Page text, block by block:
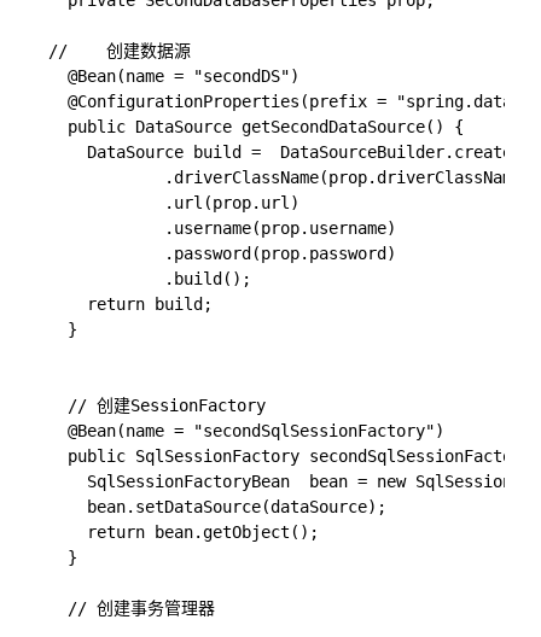
//    创建数据源
  @Bean(name = "secondDS")
@ConfigurationProperties(prefix =
  public DataSource getSecondDataSource() {
    DataSource build =  DataSourceBuilder.create()
            .driverClassName(prop.driverClassName)
            .url(prop.url)
            .username(prop.username)
            .password(prop.password)
            .build();
    return build;
  }
  // 创建SessionFactory
  @Bean(name = "secondSqlSessionFactory")
public SqlSessionFactory
SqlSessionFactoryBean  bean = new
    bean.setDataSource(dataSource);
    return bean.getObject();
  }
  // 创建事务管理器